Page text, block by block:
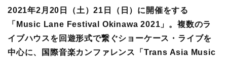
2021年2月20日（土）21日（日）に開催をする
「Music Lane Festival Okinawa 2021」。複数のラ
イブハウスを回遊形式で繋ぐショーケース・ライブを
中心に、国際音楽カンファレンス「Trans Asia Music